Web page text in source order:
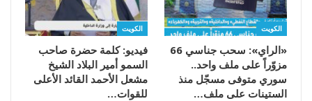
الكويت
«الراي»: سحب جناسي 66
مزوّراً على ملف واحد..
سوري متوفى مسجّل منذ
الستينات على ملف…
الكويت
فيديو: كلمة حضرة صاحب
السمو أمير البلاد الشيخ
مشعل الأحمد القائد الأعلى
للقوات…